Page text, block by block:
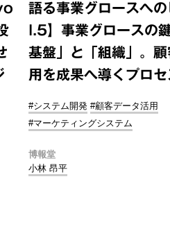
語る事業グロースへ
l.5】事業グロースの
基盤」と「組織」。
用を成果へ導くプロセ
#システム開発 #顧客データ活用
#マーケティングシステム
博報堂
小林 昂平